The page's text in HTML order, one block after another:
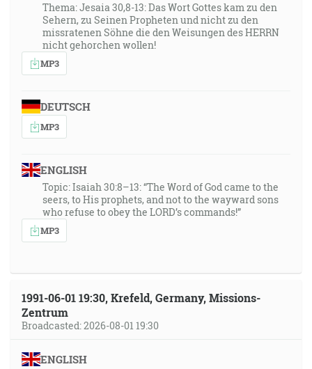
Thema: Jesaia 30,8-13: Das Wort Gottes kam zu den
Sehern, zu Seinen Propheten und nicht zu den
missratenen Söhne die den Weisungen des HERRN
nicht gehorchen wollen!
MP3
DEUTSCH
MP3
ENGLISH
Topic: Isaiah 30:8–13: “The Word of God came to the
seers, to His prophets, and not to the wayward sons
who refuse to obey the LORD’s commands!”
MP3
1991-06-01 19:30, Krefeld, Germany, Missions-
Zentrum
Broadcasted: 2026-08-01 19:30
ENGLISH